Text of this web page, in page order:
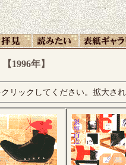
1996年】
リックしてください。拡大さ